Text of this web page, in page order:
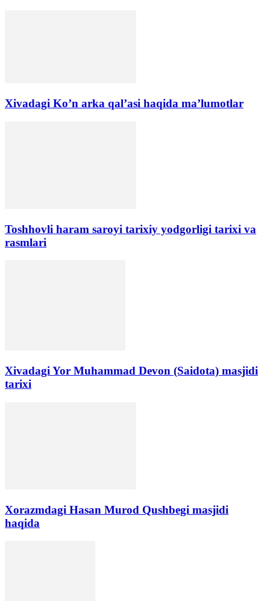
Xivadagi Ko’n arka qal’asi haqida ma’lumotlar
Toshhovli haram saroyi tarixiy yodgorligi tarixi va
rasmlari
Xivadagi Yor Muhammad Devon (Saidota) masjidi
tarixi
Xorazmdagi Hasan Murod Qushbegi masjidi
haqida